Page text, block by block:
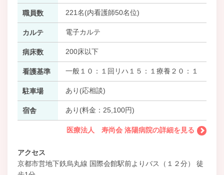
職員数 221名(内看護師50名位)
カルテ 電子カルテ
病床数 200床以下
看護基準 一般１０：１回リハ１５：１療養２０：１
駐車場 あり(応相談)
宿舎 あり(料金：25,100円)
医療法人 寿尚会 洛陽病院の詳細を見る
アクセス
京都市営地下鉄烏丸線 国際会館駅前よりバス（１２分） 徒